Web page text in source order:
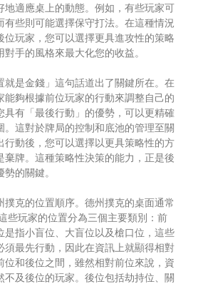
地適應桌上的動態。例如，有些玩家可
有些則可能選擇保守打法。在這種情況
位玩家，您可以選擇更具進攻性的策略
手的風格來最大化您的收益。
就是金錢」這句話道出了關鍵所在。在
能夠根據前位玩家的行動來調整自己的
具有「最後行動」的優勢，可以更精確
。這對於牌局的控制和底池的管理至關
行動後，您可以選擇以更具策略性的方
棄牌。這種策略性決策的能力，正是後
的關鍵。
撲克的位置順序。德州撲克的桌面通常
些玩家的位置分為三個主要類別：前
是指小盲位、大盲位以及槍口位，這些
須最先行動，因此在資訊上就顯得相對
位和後位之間，雖然相對前位來說，資
不及後位的玩家。後位包括劫持位、關